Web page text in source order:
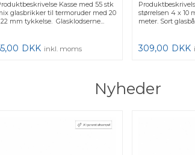
Kasse med 55 stk
glasbrikker til termoruder med 20
mm tykkelse. Glasklodserne...
DKK inkl. moms
størrelsen 4 x 10
meter. Sort
309,00 DKK
Nyheder